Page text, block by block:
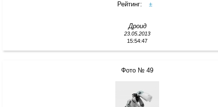
Рейтинг:
±
Дроид
23.05.2013
15:54:47
Фото № 49